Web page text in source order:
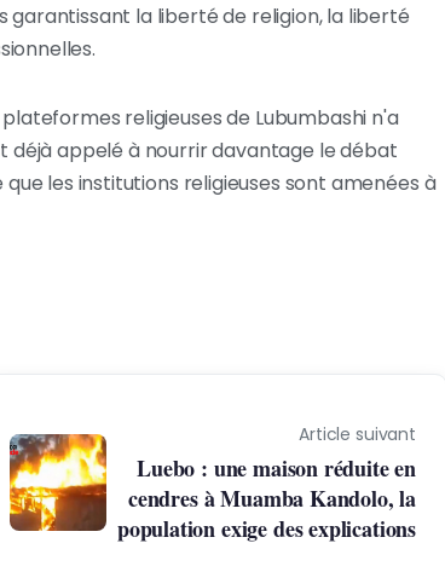
la liberté de religion, la liberté
religieuses de Lubumbashi n'a
déjà appelé à nourrir davantage le débat
les institutions religieuses sont amenées à
Article suivant
Luebo : une maison réduite en
cendres à Muamba Kandolo, la
population exige des explications